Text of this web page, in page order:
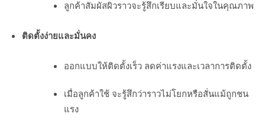
ลูกค้าสัมผัสผิวราวจะรู้สึกเรียบและมั่นใจในคุณภาพ
ติดตั้งง่ายและมั่นคง
ออกแบบให้ติดตั้งเร็ว ลดค่าแรงและเวลาการติดตั้ง
เมื่อลูกค้าใช้ จะรู้สึกว่าราวไม่โยกหรือสั่นแม้ถูกชน
แรง